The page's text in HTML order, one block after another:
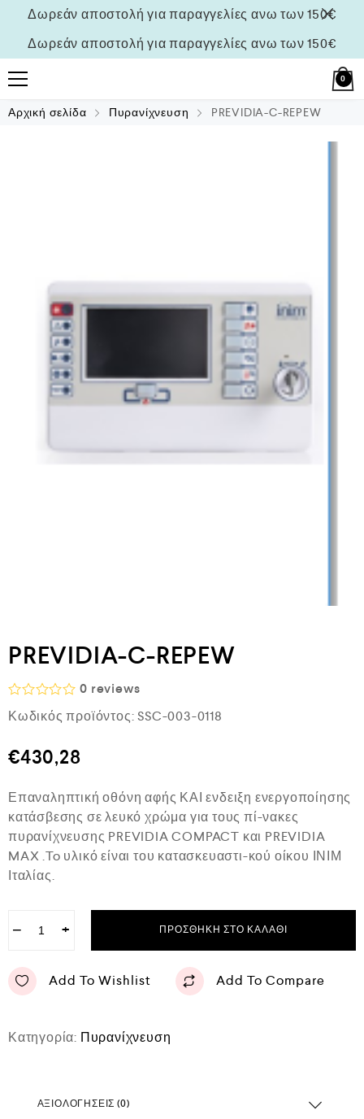
Δωρεάν αποστολή για παραγγελίες ανω των 150€
Δωρεάν αποστολή για παραγγελίες ανω των 150€
0
Αρχική σελίδα Πυρανίχνευση PREVIDIA-C-REPEW
PREVIDIA-C-REPEW
Β
α
μ
ο
γ
ή
θ
η
κ
ε
μ
0 reviews
Κωδικός προϊόντος: SSC-003-0118
€430,28
Επαναληπτική οθόνη αφής ΚΑΙ ενδειξη ενεργοποίησης
κατάσβεσης σε λευκό χρώμα για τους πί-νακες
πυρανίχνευσης PREVIDIA COMPACT και PREVIDIA
MAX .To υλικό είναι του κατασκευαστι-κού οίκου ΙΝΙΜ
Ιταλίας.
− + ΠΡΟΣΘΉΚΗ ΣΤΟ ΚΑΛΆΘΙ
Add To Wishlist Add To Compare
Κατηγορία: Πυρανίχνευση
ΑΞΙΟΛΟΓΉΣΕΙΣ (0)